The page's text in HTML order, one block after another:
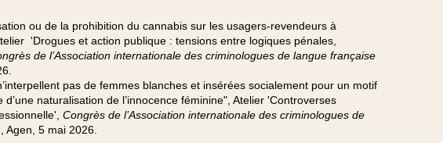
ou de la prohibition du cannabis sur les usagers-revendeurs à
'Drogues et action publique : tensions entre logiques pénales,
de l’Association internationale des criminologues de langue française
pas de femmes blanches et insérées socialement pour un motif
d’une naturalisation de l’innocence féminine", Atelier 'Controverses
Congrès de l’Association internationale des criminologues de
, Agen, 5 mai 2026.